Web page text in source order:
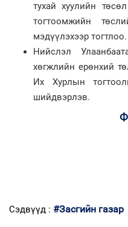
тухай хуулийн
тогтоомжийн
мэдүүлэхээр тогтлоо.
Нийслэл
хөгжлийн ерөнхий
Их Хурлын
шийдвэрлэв.
Сэдвүүд : #Засгийн газар